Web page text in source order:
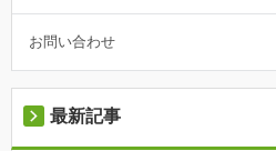
お問い合わせ
最新記事